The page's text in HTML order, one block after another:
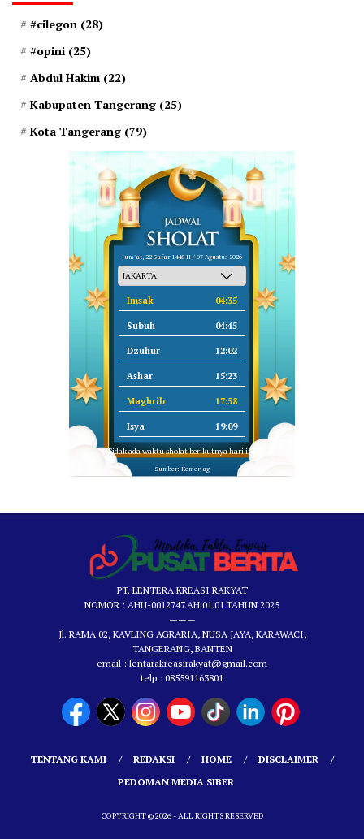
#cilegon (28)
#opini (25)
Abdul Hakim (22)
Kabupaten Tangerang (25)
Kota Tangerang (79)
Jum'at, 22 Safar 1448 H / 07 Agustus 2026
Imsak 04:35
Subuh 04:45
Dzuhur 12:02
Ashar 15:23
Maghrib 17:58
Isya 19:09
Tidak ada waktu sholat berikutnya hari ini.
Sumber: Kemenag
PT. LENTERA KREASI RAKYAT
NOMOR : AHU-0012747.AH.01.01.TAHUN 2025
———
Jl. RAMA 02, KAVLING AGRARIA, NUSA JAYA, KARAWACI,
TANGERANG, BANTEN
email : lentarakreasirakyat@gmail.com
telp : 085591163801
TENTANG KAMI REDAKSI HOME
DISCLAIMER
PEDOMAN MEDIA SIBER
COPYRIGHT © 2026 - ALL RIGHTS RESERVED